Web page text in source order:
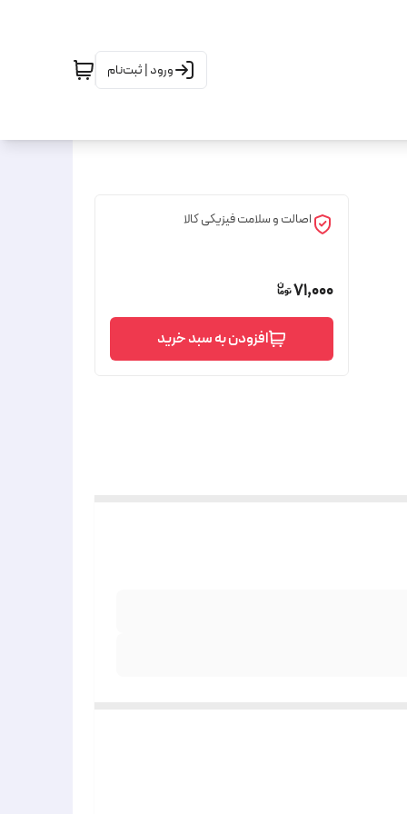
ورود | ثبت‌نام
اصالت و سلامت فیزیکی کالا
71,000
افزودن به سبد خرید